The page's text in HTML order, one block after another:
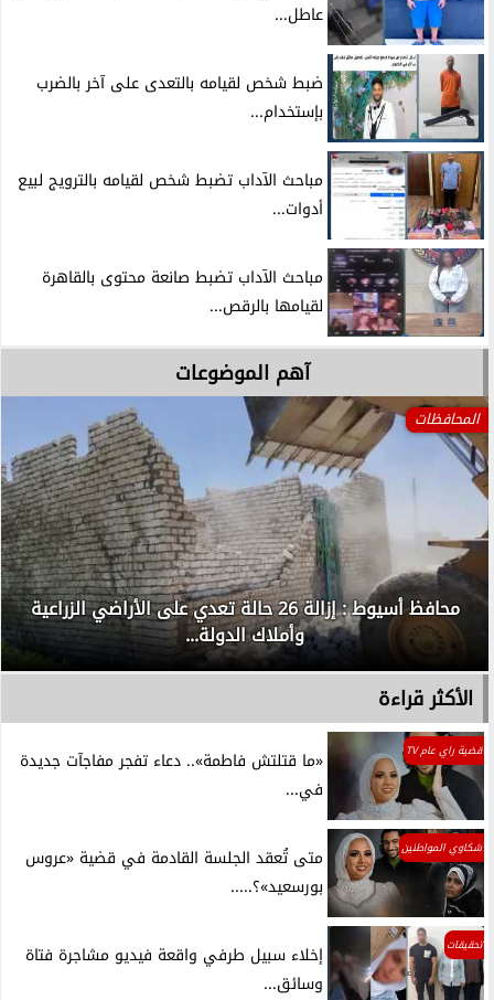
عاطل...
ضبط شخص لقيامه بالتعدى على آخر بالضرب
بإستخدام...
مباحث الآداب تضبط شخص لقيامه بالترويج لبيع
أدوات...
مباحث الآداب تضبط صانعة محتوى بالقاهرة
لقيامها بالرقص...
آهم الموضوعات
المحافظات
محافظ أسيوط : إزالة 26 حالة تعدي على الأراضي الزراعية
وأملاك الدولة...
الأكثر قراءة
قضية راي عام TV
«ما قتلتش فاطمة».. دعاء تفجر مفاجآت جديدة
في...
شكاوي المواطنين
متى تُعقد الجلسة القادمة في قضية «عروس
بورسعيد»؟.....
تحقيقات
إخلاء سبيل طرفي واقعة فيديو مشاجرة فتاة
وسائق...